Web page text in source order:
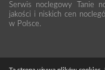
Serwis noclegowy Tanie
jakości i niskich cen
w Polsce.